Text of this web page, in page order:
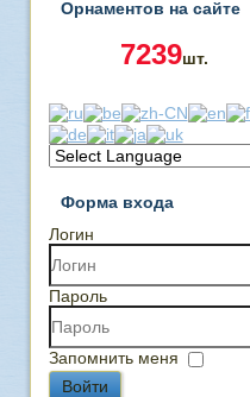
Орнаментов на сайте
7239шт.
Форма входа
Логин
Пароль
Запомнить меня
Войти